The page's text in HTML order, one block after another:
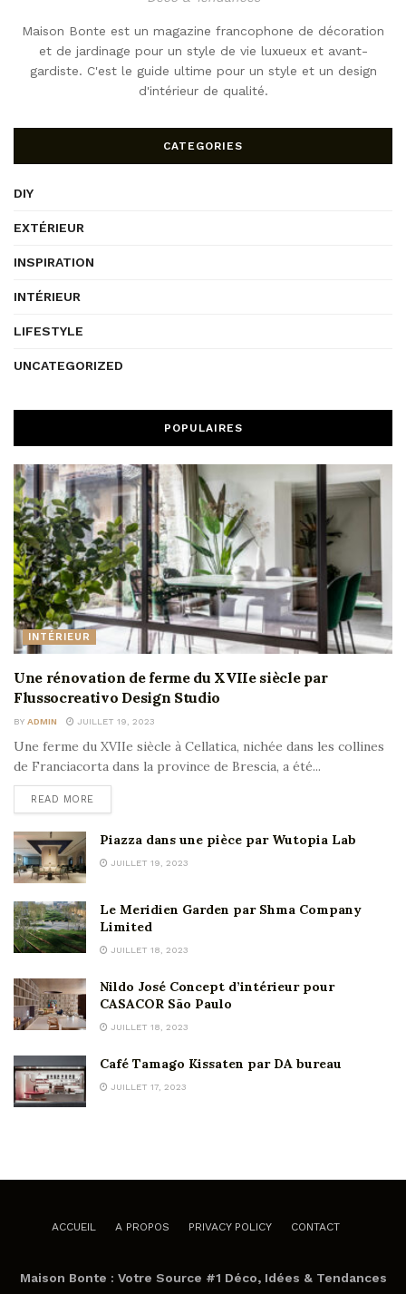
Maison Bonte est un magazine francophone de décoration
et de jardinage pour un style de vie luxueux et avant-
gardiste. C'est le guide ultime pour un style et un design
d'intérieur de qualité.
CATEGORIES
DIY
EXTÉRIEUR
INSPIRATION
INTÉRIEUR
LIFESTYLE
UNCATEGORIZED
POPULAIRES
INTÉRIEUR
Une rénovation de ferme du XVIIe siècle par
Flussocreativo Design Studio
BY ADMIN JUILLET 19, 2023
Une ferme du XVIIe siècle à Cellatica, nichée dans les collines
de Franciacorta dans la province de Brescia, a été...
READ MORE
Piazza dans une pièce par Wutopia Lab
JUILLET 19, 2023
Le Meridien Garden par Shma Company
Limited
JUILLET 18, 2023
Nildo José Concept d’intérieur pour
CASACOR São Paulo
JUILLET 18, 2023
Café Tamago Kissaten par DA bureau
JUILLET 17, 2023
ACCUEIL A PROPOS PRIVACY POLICY CONTACT
Maison Bonte : Votre Source #1 Déco, Idées & Tendances